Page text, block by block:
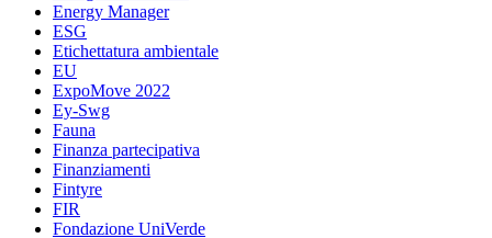
Energy Manager
ESG
Etichettatura ambientale
EU
ExpoMove 2022
Ey-Swg
Fauna
Finanza partecipativa
Finanziamenti
Fintyre
FIR
Fondazione UniVerde